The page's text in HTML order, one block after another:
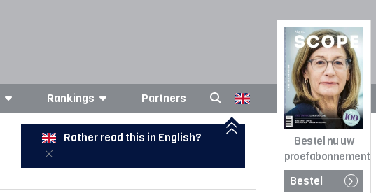
Bestel nu uw
proefabonnement
Bestel
Rankings Partners
Rather read this in English?